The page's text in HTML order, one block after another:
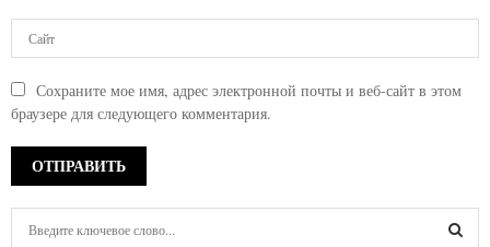
Сохраните мое имя, адрес электронной почты и веб-сайт в этом
браузере для следующего комментария.